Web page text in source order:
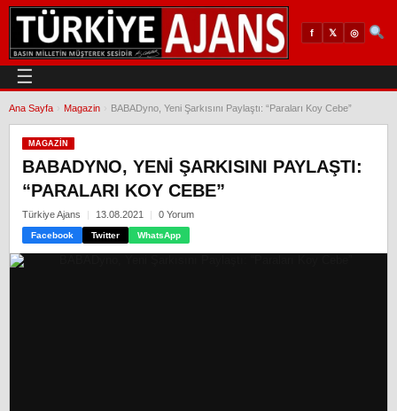
f 𝕏 ◎
☰
Ana Sayfa Magazin BABADyno, Yeni Şarkısını Paylaştı: “Paraları Koy Cebe”
MAGAZIN
BABADYNO, YENI ŞARKISINI PAYLAŞTI:
“PARALARI KOY CEBE”
Türkiye Ajans 13.08.2021 0 Yorum
Facebook Twitter WhatsApp